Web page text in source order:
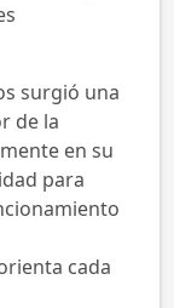
surgió una
de la
en su
para
cada